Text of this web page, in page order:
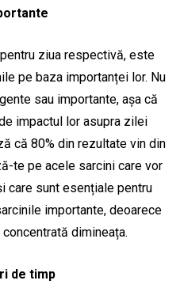
ziua respectivă, este
pe baza importanței lor. Nu
sau importante, așa că
impactul lor asupra zilei
că 80% din rezultate vin din
te pe acele sarcini care vor
care sunt esențiale pentru
importante, deoarece
dimineața.
de timp